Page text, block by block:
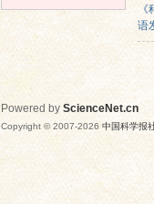
学
《
语
Powered byScienceNet.cn
Copyright © 2007-2026 中国科学报